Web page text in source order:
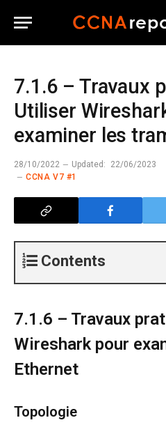
7.1.6 – Travaux
Utiliser
examiner les
28/10/2022 Updated: 22/06/2023
CCNA V7 #1
Contents
7.1.6 – Travaux
Wireshark pour
Ethernet
Topologie